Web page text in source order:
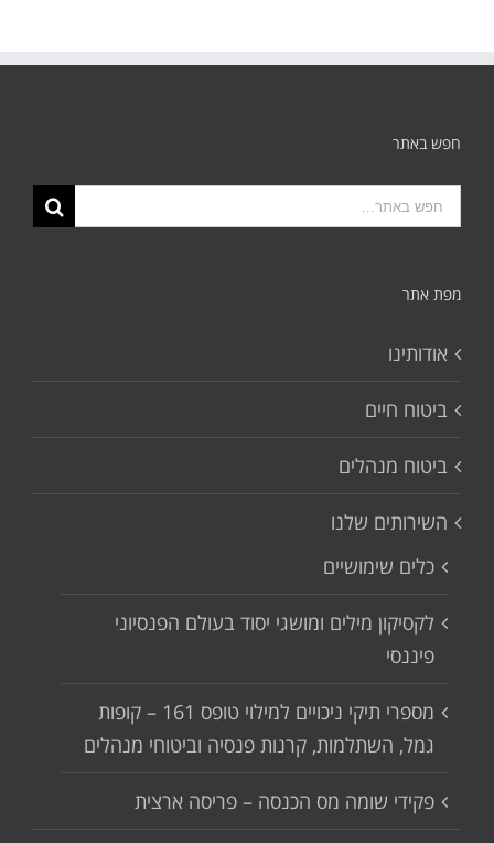
חפש באתר
תוצאות
החיפוש
מפת אתר
אודותינו
ביטוח חיים
ביטוח מנהלים
השירותים שלנו
כלים שימושיים
לקסיקון מילים ומושגי יסוד בעולם הפנסיוני
פיננסי
מספרי תיקי ניכויים למילוי טופס 161 – קופות
גמל, השתלמות, קרנות פנסיה וביטוחי מנהלים
פקידי שומה מס הכנסה – פריסה ארצית